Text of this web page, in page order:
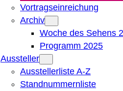
Vortragseinreichung
Archiv
Woche des Sehens
Programm 2025
Aussteller
Ausstellerliste A-Z
Standnummernliste